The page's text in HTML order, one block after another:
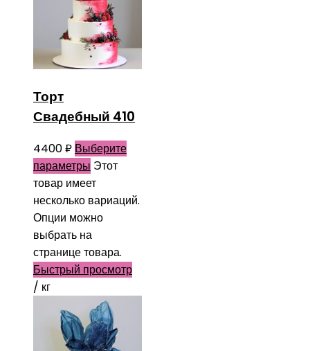
Торт
Свадебный 410
4400₽ Выберите
параметры Этот
товар имеет
несколько вариаций.
Опции можно
выбрать на
странице товара.
Быстрый просмотр
/ кг